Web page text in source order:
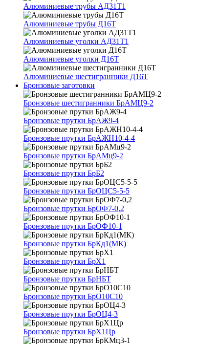
Алюминиевые трубы АД31Т1
Алюминиевые трубы Д16Т
Алюминиевые уголки АД31Т1
Алюминиевые уголки Д16Т
Алюминиевые шестигранники Д16Т
Бронзовые заготовки
Бронзовые шестигранники БрАМЦ9-2
Бронзовые прутки БрАЖ9-4
Бронзовые прутки БрАЖН10-4-4
Бронзовые прутки БрАМц9-2
Бронзовые прутки БрБ2
Бронзовые прутки БрОЦС5-5-5
Бронзовые прутки БрОФ7-0,2
Бронзовые прутки БрОФ10-1
Бронзовые прутки БрКд1(МК)
Бронзовые прутки БрХ1
Бронзовые прутки БрНБТ
Бронзовые прутки БрО10С10
Бронзовые прутки БрОЦ4-3
Бронзовые прутки БрХ1Цр